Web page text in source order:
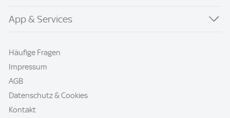
App & Services
Häufige Fragen
Impressum
AGB
Datenschutz & Cookies
Kontakt